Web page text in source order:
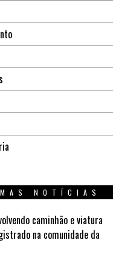
NOTÍCIAS
caminhão e viatura
na comunidade da